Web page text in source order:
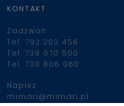
KONTAKT
Zadzwoń
Tel. 792 202 456
Tel. 739 070 500
Tel. 730 806 060
Napisz
mimari@mimari.pl